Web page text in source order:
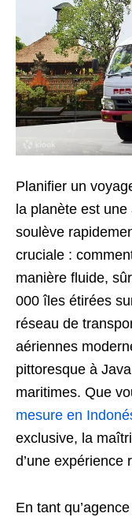
Planifier un
la planète est
soulève
cruciale :
manière fluide,
000 îles étirées
réseau de
aériennes
pittoresque à
maritimes. Que
mesure en
exclusive, la
d’une expérience
En tant